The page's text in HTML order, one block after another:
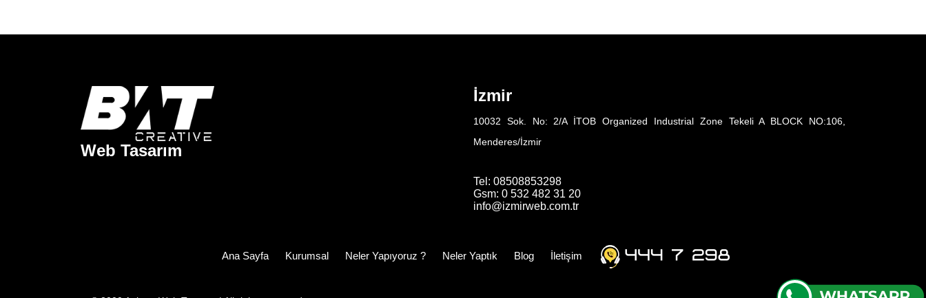
Web Tasarım
İzmir
10032 Sok. No: 2/A İTOB Organized Industrial Zone Tekeli A BLOCK NO:106,
Menderes/İzmir
Tel: 08508853298
Gsm: 0 532 482 31 20
info@izmirweb.com.tr
Ana Sayfa Kurumsal Neler Yapıyoruz ? Neler Yaptık Blog İletişim